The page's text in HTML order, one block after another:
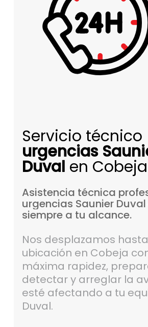
Servicio técnico
urgencias
Duval en Cobeja
Asistencia técnica
urgencias Saunier Duval
siempre a tu alcance.
Nos desplazamos
ubicación en Cobeja
máxima rapidez,
detectar y arreglar la
esté afectando a tu
Duval.